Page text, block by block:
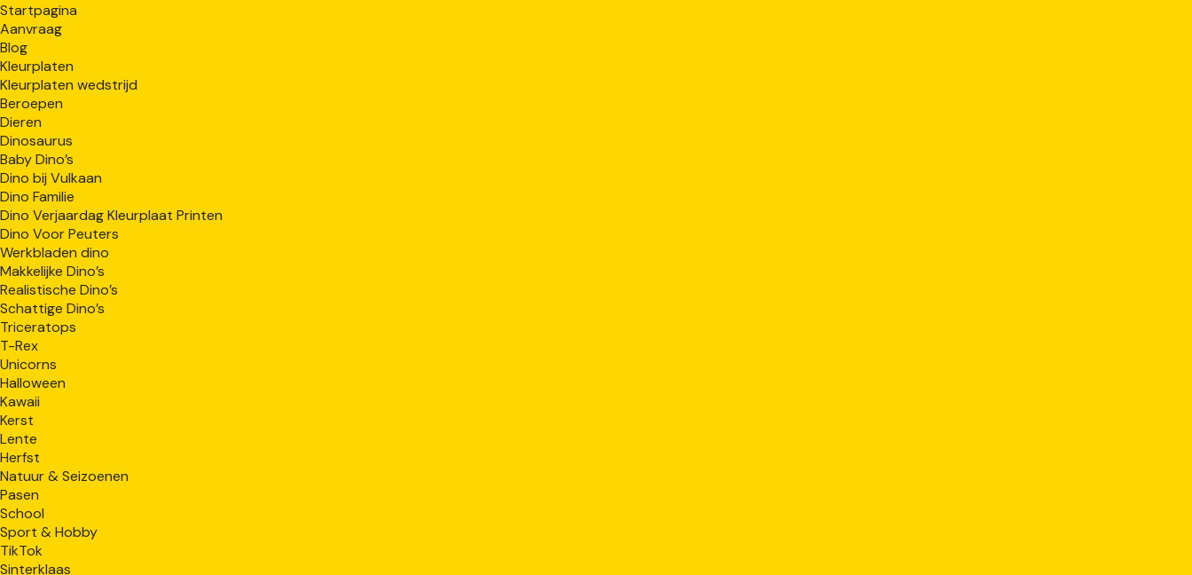
Startpagina
Aanvraag
Blog
Kleurplaten
Kleurplaten wedstrijd
Beroepen
Dieren
Dinosaurus
Baby Dino’s
Dino bij Vulkaan
Dino Familie
Dino Verjaardag Kleurplaat Printen
Dino Voor Peuters
Werkbladen dino
Makkelijke Dino’s
Realistische Dino’s
Schattige Dino’s
Triceratops
T-Rex
Unicorns
Halloween
Kawaii
Kerst
Lente
Herfst
Natuur & Seizoenen
Pasen
School
Sport & Hobby
TikTok
Sinterklaas